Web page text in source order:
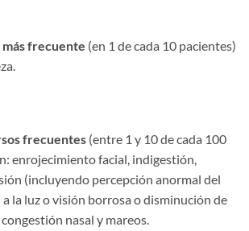
frecuente (en 1 de cada 10 pacientes)
frecuentes (entre 1 y 10 de cada 100
enrojecimiento facial, indigestión,
(incluyendo percepción anormal del
la luz o visión borrosa o disminución de
nasal y mareos.